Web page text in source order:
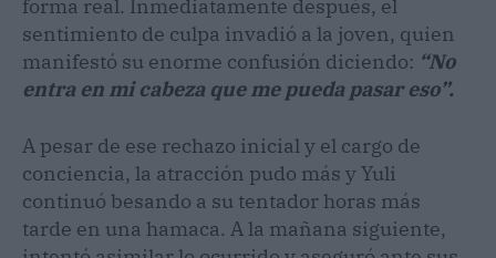
forma real. Inmediatamente después, el
sentimiento de culpa invadió a la joven, quien
manifestó su enorme confusión diciendo: “No
entra en mi cabeza que me pueda pasar eso”.
A pesar de ese rechazo inicial y el cargo de
conciencia, la atracción pudo más y Yuli
continuó besando a su tentador horas más
tarde en una hamaca. A la mañana siguiente,